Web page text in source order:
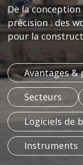
De la
précision : des
pour la
Avantages &
Secteurs​
Logiciels de
Instruments​